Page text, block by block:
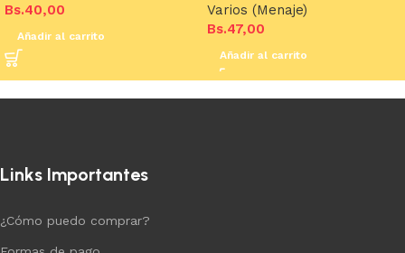
Bs.40,00
Añadir al carrito
Varios (Menaje)
Bs.47,00
Añadir al carrito
Links Importantes
¿Cómo puedo comprar?